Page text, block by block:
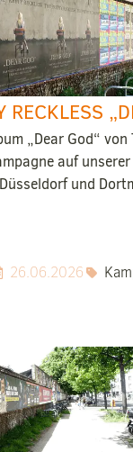
RECKLESS
„Dear God“
auf
und
26.06.2026